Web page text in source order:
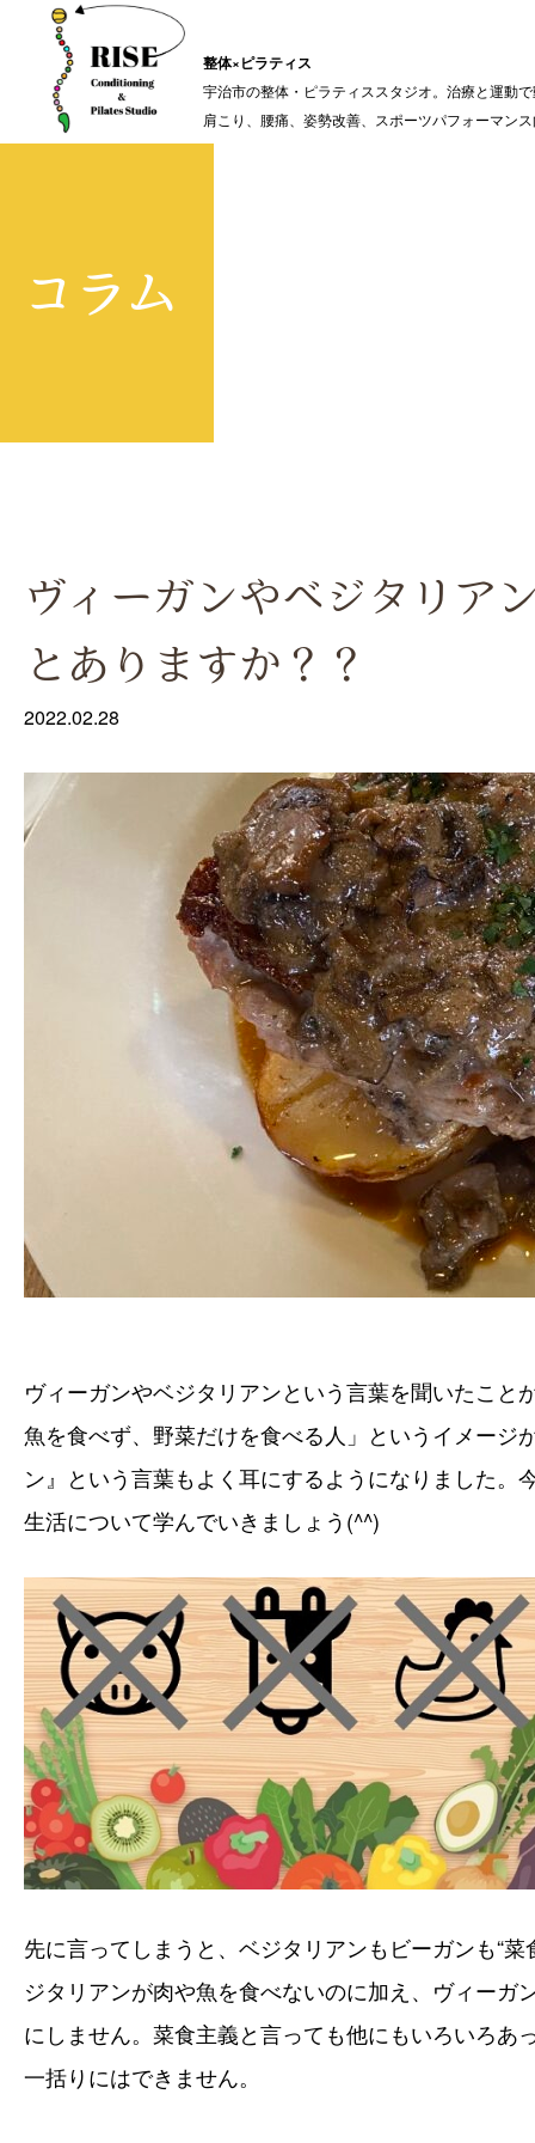
整体×ピラティス
宇治市の整体・ピラティススタジオ。治療と運動
肩こり、腰痛、姿勢改善、スポーツパフォーマン
コラム
ヴィーガンやベジタリア
とありますか？？
2022.02.28
ヴィーガンやベジタリアンという言葉を聞いたこ
魚を食べず、野菜だけを食べる人」というイメージ
ン』という言葉もよく耳にするようになりました
生活について学んでいきましょう(^^)
先に言ってしまうと、ベジタリアンもビーガンも“
ジタリアンが肉や魚を食べないのに加え、ヴィー
にしません。菜食主義と言っても他にもいろいろあ
一括りにはできません。